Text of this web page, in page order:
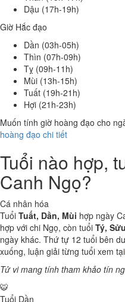
Dậu (17h-19h)
Giờ Hắc đạo
Dần (03h-05h)
Thìn (07h-09h)
Tỵ (09h-11h)
Mùi (13h-15h)
Tuất (19h-21h)
Hợi (21h-23h)
Muốn tính giờ hoàng đạo cho
hoàng đạo chi tiết
Tuổi nào hợp,
Canh Ngọ?
Cá nhân hóa
Tuổi Tuất, Dần, Mùi hợp ngày
hợp với chi Ngọ, còn tuổi Tý, Sửu
ngày khác. Thứ tự 12 tuổi bên
xuống, luận giải từng tuổi xem tại
Tử vi mang tính tham khảo tín
🐯
Tuổi Dần